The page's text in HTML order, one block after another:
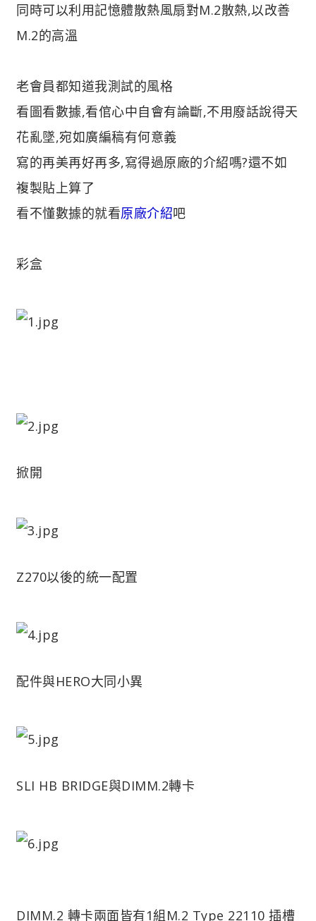
同時可以利用記憶體散熱風扇對M.2散熱,以改善
M.2的高溫
老會員都知道我測試的風格
看圖看數據,看倌心中自會有論斷,不用廢話說得天
花亂墜,宛如廣編稿有何意義
寫的再美再好再多,寫得過原廠的介紹嗎?還不如
複製貼上算了
看不懂數據的就看原廠介紹吧
彩盒
掀開
Z270以後的統一配置
配件與HERO大同小異
SLI HB BRIDGE與DIMM.2轉卡
DIMM.2 轉卡兩面皆有1組M.2 Type 22110 插槽